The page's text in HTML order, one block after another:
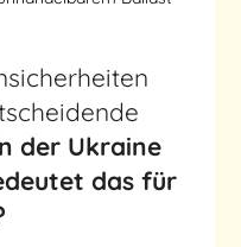
der Ukraine
das für